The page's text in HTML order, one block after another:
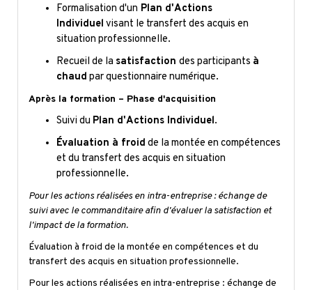
Formalisation d'un Plan d'Actions
Individuel visant le transfert des acquis en
situation professionnelle.
Recueil de la satisfaction des participants à
chaud par questionnaire numérique.
Après la formation – Phase d'acquisition
Suivi du Plan d'Actions Individuel.
Évaluation à froid de la montée en compétences
et du transfert des acquis en situation
professionnelle.
Pour les actions réalisées en intra-entreprise : échange de
suivi avec le commanditaire afin d'évaluer la satisfaction et
l'impact de la formation.
Évaluation à froid de la montée en compétences et du
transfert des acquis en situation professionnelle.
Pour les actions réalisées en intra-entreprise : échange de